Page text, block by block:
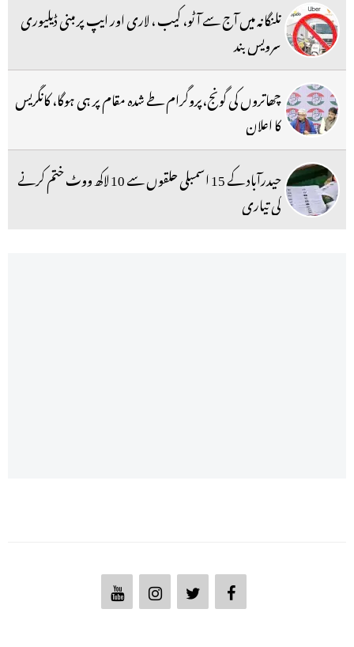
تلنگانہ میں آج سے آٹو، کیب ، لاری اور ایپ پر مبنی ڈیلیوری
سرویس بند
چھاتروں کی گونج،پروگرام طے شدہ مقام پر ہی ہوگا، کانگریس
کا اعلان
حیدرآباد کے 15 اسمبلی حلقوں سے 10 لاکھ ووٹ ختم کرنے
کی تیاری